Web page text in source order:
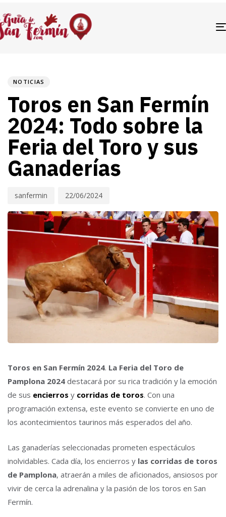
NOTICIAS
Toros en San Fermín
2024: Todo sobre la
Feria del Toro y sus
Ganaderías
sanfermin 22/06/2024
Toros en San Fermín 2024. La Feria del Toro de
Pamplona 2024 destacará por su rica tradición y la emoción
de sus encierros y corridas de toros. Con una
programación extensa, este evento se convierte en uno de
los acontecimientos taurinos más esperados del año.
Las ganaderías seleccionadas prometen espectáculos
inolvidables. Cada día, los encierros y las corridas de toros
de Pamplona, atraerán a miles de aficionados, ansiosos por
vivir de cerca la adrenalina y la pasión de los toros en San
Fermín.